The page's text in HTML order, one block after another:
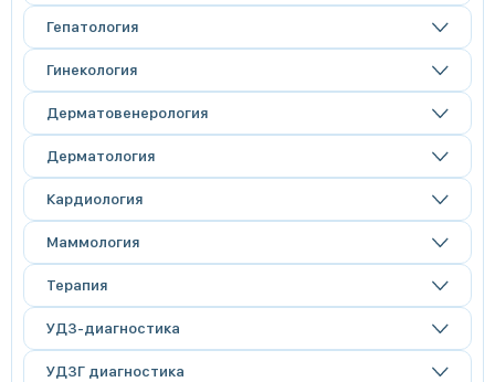
Гепатология
Гинекология
Дерматовенерология
Дерматология
Кардиология
Маммология
Терапия
УДЗ-диагностика
УДЗГ диагностика